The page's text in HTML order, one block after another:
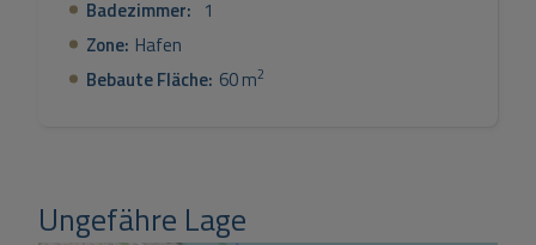
Badezimmer: 1
Zone: Hafen
Bebaute Fläche: 60 m2
Ungefähre Lage